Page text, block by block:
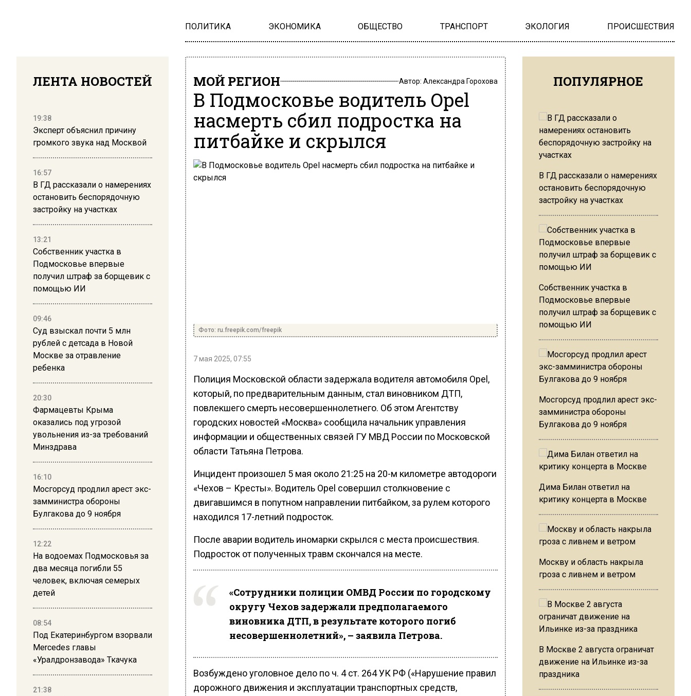
ПОЛИТИКА ЭКОНОМИКА ОБЩЕСТВО ТРАНСПОРТ ЭКОЛОГИЯ ПРОИСШЕСТВИЯ
ЛЕНТА НОВОСТЕЙ
19:38
Эксперт объяснил причину
громкого звука над Москвой
16:57
В ГД рассказали о намерениях
остановить беспорядочную
застройку на участках
13:21
Собственник участка в
Подмосковье впервые
получил штраф за борщевик с
помощью ИИ
09:46
Суд взыскал почти 5 млн
рублей с детсада в Новой
Москве за отравление
ребенка
20:30
Фармацевты Крыма
оказались под угрозой
увольнения из-за требований
Минздрава
16:10
Мосгорсуд продлил арест экс-
замминистра обороны
Булгакова до 9 ноября
12:22
На водоемах Подмосковья за
два месяца погибли 55
человек, включая семерых
детей
08:54
Под Екатеринбургом взорвали
Mercedes главы
«Уралдронзавода» Ткачука
21:38
МОЙ РЕГИОН Автор: Александра Горохова
В Подмосковье водитель Opel
насмерть сбил подростка на
питбайке и скрылся
Фото: ru.freepik.com/freepik
7 мая 2025, 07:55
Полиция Московской области задержала водителя автомобиля Opel,
который, по предварительным данным, стал виновником ДТП,
повлекшего смерть несовершеннолетнего. Об этом Агентству
городских новостей «Москва» сообщила начальник управления
информации и общественных связей ГУ МВД России по Московской
области Татьяна Петрова.
Инцидент произошел 5 мая около 21:25 на 20-м километре автодороги
«Чехов – Кресты». Водитель Opel совершил столкновение с
двигавшимся в попутном направлении питбайком, за рулем которого
находился 17-летний подросток.
После аварии водитель иномарки скрылся с места происшествия.
Подросток от полученных травм скончался на месте.
«Сотрудники полиции ОМВД России по городскому
округу Чехов задержали предполагаемого
виновника ДТП, в результате которого погиб
несовершеннолетний», – заявила Петрова.
Возбуждено уголовное дело по ч. 4 ст. 264 УК РФ («Нарушение правил
дорожного движения и эксплуатации транспортных средств,
ПОПУЛЯРНОЕ
В ГД рассказали о намерениях
остановить беспорядочную
застройку на участках
Собственник участка в
Подмосковье впервые
получил штраф за борщевик с
помощью ИИ
Мосгорсуд продлил арест экс-
замминистра обороны
Булгакова до 9 ноября
Дима Билан ответил на
критику концерта в Москве
Москву и область накрыла
гроза с ливнем и ветром
В Москве 2 августа ограничат
движение на Ильинке из-за
праздника